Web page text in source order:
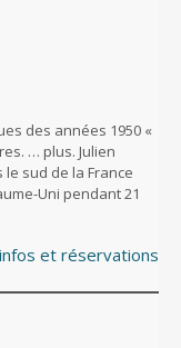
des années 1950 «
… plus. Julien
le sud de la France
Uni pendant 21
et réservations